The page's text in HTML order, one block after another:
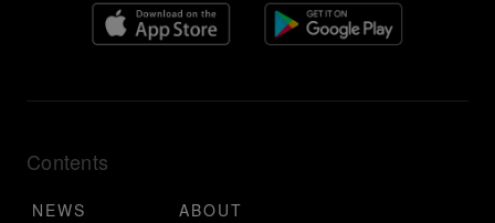
Contents
NEWS
ABOUT